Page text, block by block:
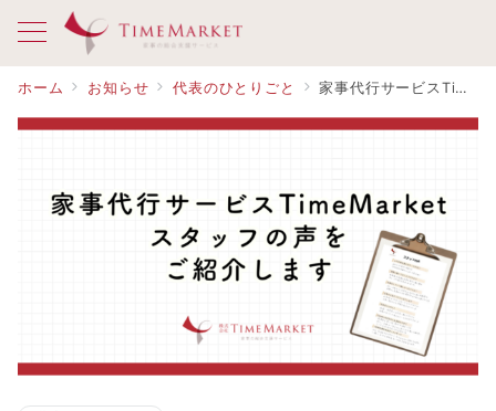
ホーム お知らせ 代表のひとりごと 家事代行サービスTimeMarketのスタッフの声を紹介します